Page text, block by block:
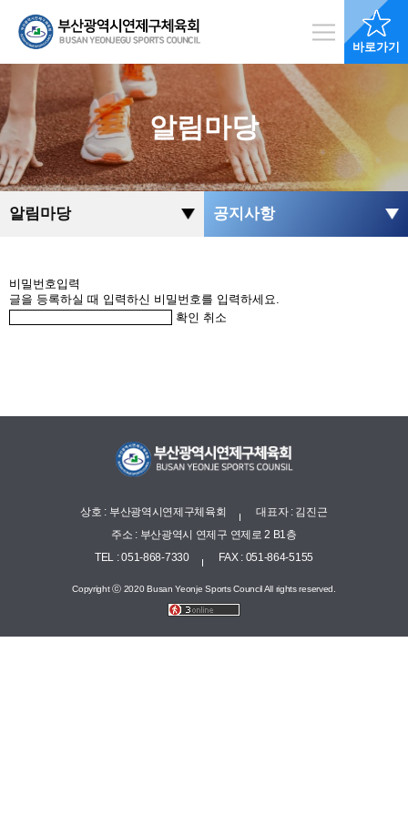
바로가기
알림마당
알림마당 공지사항
비밀번호입력
글을 등록하실 때 입력하신 비밀번호를 입력하세요.
확인 취소
상호 : 부산광역시연제구체육회
대표자 : 김진근
주소 : 부산광역시 연제구 연제로 2 B1층
TEL : 051-868-7330
FAX : 051-864-5155
Copyright ⓒ 2020 Busan Yeonje Sports Council All rights reserved.